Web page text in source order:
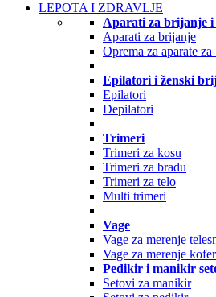
LEPOTA I ZDRAVLJE
Aparati za brijanje i
Aparati za brijanje
Oprema za aparate
Epilatori i ženski
Epilatori
Depilatori
Trimeri
Trimeri za kosu
Trimeri za bradu
Trimeri za telo
Multi trimeri
Vage
Vage za merenje
Vage za merenje
Pedikir i manikir
Setovi za manikir